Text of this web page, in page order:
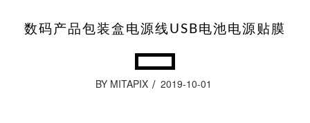
数码产品包装盒电源线USB电池电源贴膜
BY MITAPIX 2019-10-01